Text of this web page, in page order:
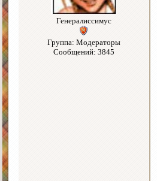
Генералиссимус
Группа: Модераторы
Сообщений: 3845